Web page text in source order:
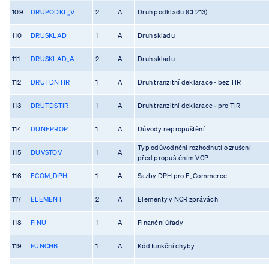
109 DRUPODKL_V 2 A Druh podkladu (CL213)
110 DRUSKLAD 1 A Druh skladu
111 DRUSKLAD_A 2 A Druh skladu
112 DRUTDNTIR 1 A Druh tranzitní deklarace - bez TIR
113 DRUTDSTIR 1 A Druh tranzitní deklarace - pro TIR
114 DUNEPROP 1 A Důvody nepropuštění
115 DUVSTOV 1 A
Typ odůvodnění rozhodnutí o zrušení
před propuštěním VCP
116 ECOM_DPH 1 A Sazby DPH pro E_Commerce
117 ELEMENT 2 A Elementy v NCR zprávách
118 FINU 1 A Finanční úřady
119 FUNCHB 1 A Kód funkční chyby